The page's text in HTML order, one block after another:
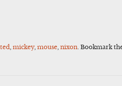
,mickey,mouse ,nixon . Bookmark